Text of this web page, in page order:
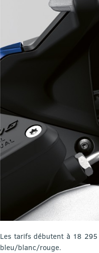
Les tarifs débutent à 18
bleu/blanc/rouge.